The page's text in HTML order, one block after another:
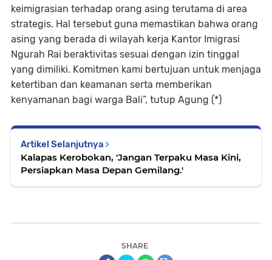
keimigrasian terhadap orang asing terutama di area
strategis. Hal tersebut guna memastikan bahwa orang
asing yang berada di wilayah kerja Kantor Imigrasi
Ngurah Rai beraktivitas sesuai dengan izin tinggal
yang dimiliki. Komitmen kami bertujuan untuk menjaga
ketertiban dan keamanan serta memberikan
kenyamanan bagi warga Bali”, tutup Agung (*)
Artikel Selanjutnya
Kalapas Kerobokan, 'Jangan Terpaku Masa Kini,
Persiapkan Masa Depan Gemilang.'
SHARE